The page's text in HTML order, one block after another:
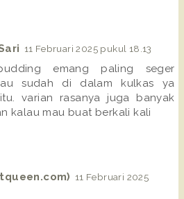
11 Februari 2025 pukul 18.13
emang paling seger
sudah di dalam kulkas ya
varian rasanya juga banyak
kalau mau buat berkali kali
11 Februari 2025